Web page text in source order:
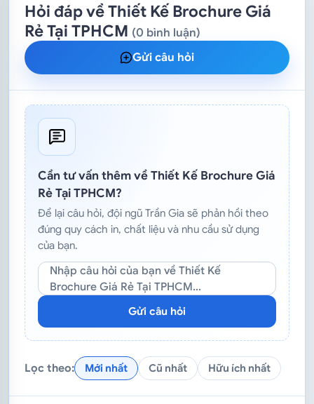
Hỏi đáp về Thiết Kế Brochure Giá
Rẻ Tại TPHCM (0 bình luận)
Gửi câu hỏi
Cần tư vấn thêm về Thiết Kế Brochure Giá
Rẻ Tại TPHCM?
Để lại câu hỏi, đội ngũ Trần Gia sẽ phản hồi theo
đúng quy cách in, chất liệu và nhu cầu sử dụng
của bạn.
Nhập câu hỏi của bạn về Thiết Kế
Brochure Giá Rẻ Tại TPHCM...
Gửi câu hỏi
Lọc theo: Mới nhất Cũ nhất Hữu ích nhất